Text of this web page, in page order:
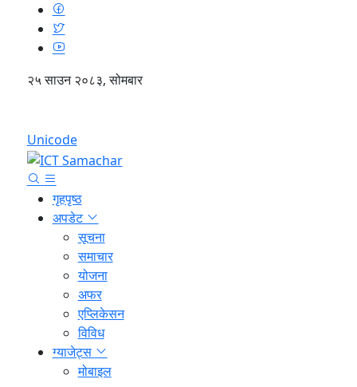
२५ साउन २०८३, सोमबार
Unicode
गृहपृष्ठ
अपडेट
सूचना
समाचार
योजना
अफर
एप्लिकेसन
विविध
ग्याजेट्स
मोबाइल